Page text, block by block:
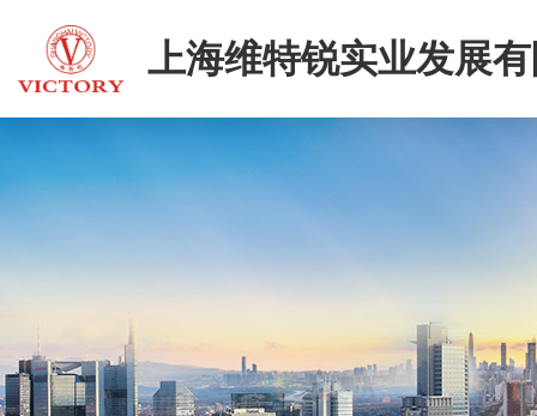
上海维特锐实业发展